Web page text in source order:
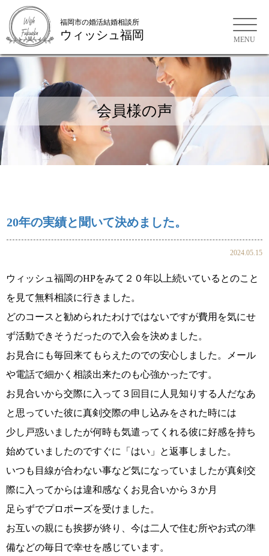
ウィッシュの婚活メソッド コース・料金・入会案内
ご成婚までの流れ 親御様から始める婚活
福岡市の婚活結婚相談所
ウィッシュ福岡
会員様の声
20年の実績と聞いて決めました。
2024.05.15
ウィッシュ福岡のHPをみて２０年以上続いているとのこと
を見て無料相談に行きました。
どのコースと勧められたわけではないですが費用を気にせ
ず活動できそうだったので入会を決めました。
お見合にも毎回来てもらえたのでの安心しました。メール
や電話で細かく相談出来たのも心強かったです。
お見合いから交際に入って３回目に人見知りする人だなあ
と思っていた彼に真剣交際の申し込みをされた時には
少し戸惑いましたが何時も気遣ってくれる彼に好感を持ち
始めていましたのですぐに「はい」と返事しました。
いつも目線が合わない事など気になっていましたが真剣交
際に入ってからは違和感なくお見合いから３か月
足らずでプロポーズを受けました。
お互いの親にも挨拶が終り、今は二人で住む所やお式の準
備などの毎日で幸せを感じています。